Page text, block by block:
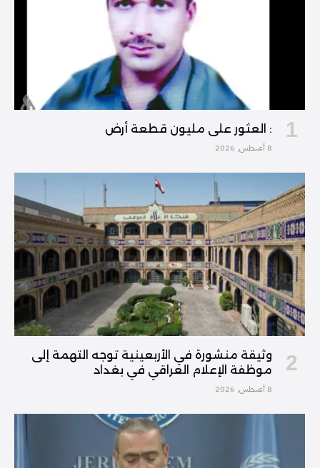
: العثور على مليون قطعة أرض
8 أغسطس, 2026
وثيقة منشورة في الأربعينية توجه التهمة إلى
موظفة الإعلام العراقي في بغداد
8 أغسطس, 2026